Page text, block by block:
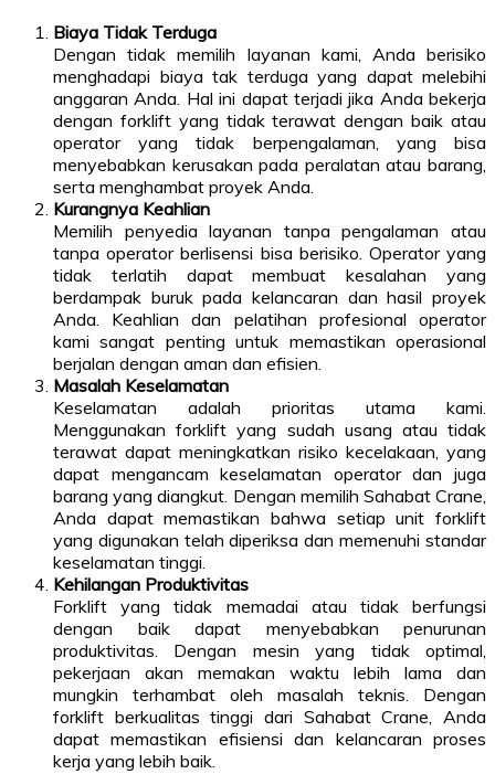
Biaya Tidak Terduga
Dengan tidak memilih layanan kami, Anda berisiko
menghadapi biaya tak terduga yang dapat melebihi
anggaran Anda. Hal ini dapat terjadi jika Anda bekerja
dengan forklift yang tidak terawat dengan baik atau
operator yang tidak berpengalaman, yang bisa
menyebabkan kerusakan pada peralatan atau barang,
serta menghambat proyek Anda.
Kurangnya Keahlian
Memilih penyedia layanan tanpa pengalaman atau
tanpa operator berlisensi bisa berisiko. Operator yang
tidak terlatih dapat membuat kesalahan yang
berdampak buruk pada kelancaran dan hasil proyek
Anda. Keahlian dan pelatihan profesional operator
kami sangat penting untuk memastikan operasional
berjalan dengan aman dan efisien.
Masalah Keselamatan
Keselamatan adalah prioritas utama kami.
Menggunakan forklift yang sudah usang atau tidak
terawat dapat meningkatkan risiko kecelakaan, yang
dapat mengancam keselamatan operator dan juga
barang yang diangkut. Dengan memilih Sahabat Crane,
Anda dapat memastikan bahwa setiap unit forklift
yang digunakan telah diperiksa dan memenuhi standar
keselamatan tinggi.
Kehilangan Produktivitas
Forklift yang tidak memadai atau tidak berfungsi
dengan baik dapat menyebabkan penurunan
produktivitas. Dengan mesin yang tidak optimal,
pekerjaan akan memakan waktu lebih lama dan
mungkin terhambat oleh masalah teknis. Dengan
forklift berkualitas tinggi dari Sahabat Crane, Anda
dapat memastikan efisiensi dan kelancaran proses
kerja yang lebih baik.